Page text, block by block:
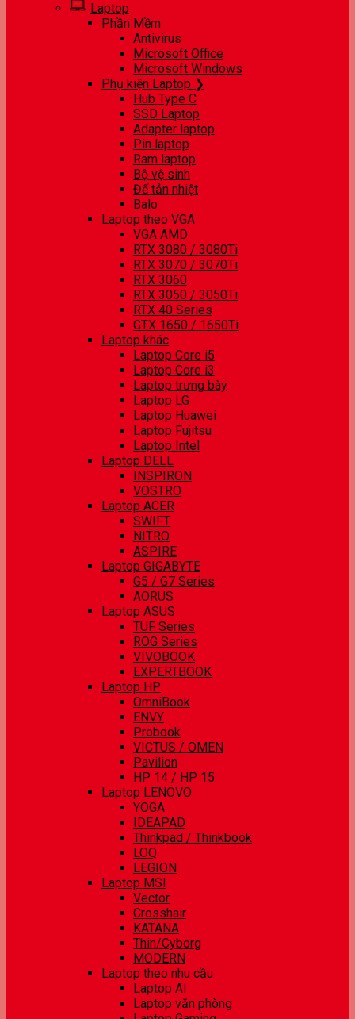
Laptop
Phần Mềm
Antivirus
Microsoft Office
Microsoft Windows
Phụ kiện Laptop ❯
Hub Type C
SSD Laptop
Adapter laptop
Pin laptop
Ram laptop
Bộ vệ sinh
Đế tản nhiệt
Balo
Laptop theo VGA
VGA AMD
RTX 3080 / 3080Ti
RTX 3070 / 3070Ti
RTX 3060
RTX 3050 / 3050Ti
RTX 40 Series
GTX 1650 / 1650Ti
Laptop khác
Laptop Core i5
Laptop Core i3
Laptop trưng bày
Laptop LG
Laptop Huawei
Laptop Fujitsu
Laptop Intel
Laptop DELL
INSPIRON
VOSTRO
Laptop ACER
SWIFT
NITRO
ASPIRE
Laptop GIGABYTE
G5 / G7 Series
AORUS
Laptop ASUS
TUF Series
ROG Series
VIVOBOOK
EXPERTBOOK
Laptop HP
OmniBook
ENVY
Probook
VICTUS / OMEN
Pavilion
HP 14 / HP 15
Laptop LENOVO
YOGA
IDEAPAD
Thinkpad / Thinkbook
LOQ
LEGION
Laptop MSI
Vector
Crosshair
KATANA
Thin/Cyborg
MODERN
Laptop theo nhu cầu
Laptop AI
Laptop văn phòng